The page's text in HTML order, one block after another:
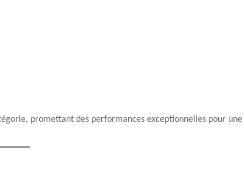
promettant des performances exceptionnelles pour une